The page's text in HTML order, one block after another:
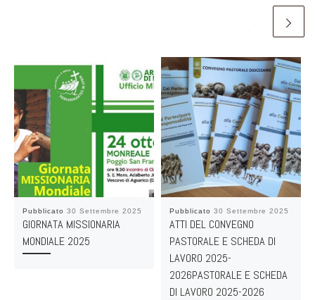
Pubblicato 30 Settembre 2025
GIORNATA MISSIONARIA
MONDIALE 2025
Pubblicato 30 Settembre 2025
ATTI DEL CONVEGNO
PASTORALE E SCHEDA DI
LAVORO 2025-
2026PASTORALE E SCHEDA
DI LAVORO 2025-2026